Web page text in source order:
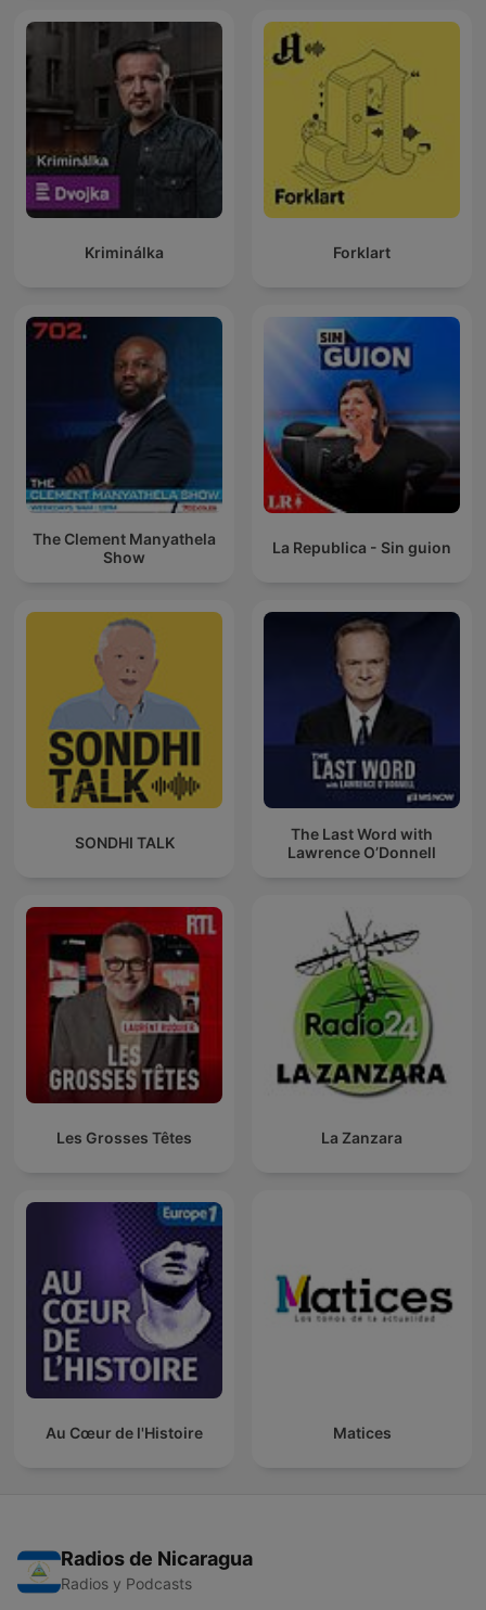
Kriminálka Forklart
The Clement Manyathela
Show
La Republica - Sin guion
SONDHI TALK
The Last Word with
Lawrence O’Donnell
Les Grosses Têtes La Zanzara
Au Cœur de l'Histoire Matices
Radios de Nicaragua
Radios y Podcasts